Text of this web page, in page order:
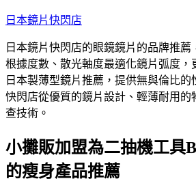
跳
主
要
內
容
日本鏡片快閃店
日本鏡片快閃店的眼鏡鏡片的品牌推薦
根據度數、散光軸度最適化鏡片弧度，
日本製薄型鏡片推薦，提供無與倫比的
快閃店從優質的鏡片設計、輕薄耐用的
查技術。
小攤販加盟為二抽機工具
的瘦身產品推薦